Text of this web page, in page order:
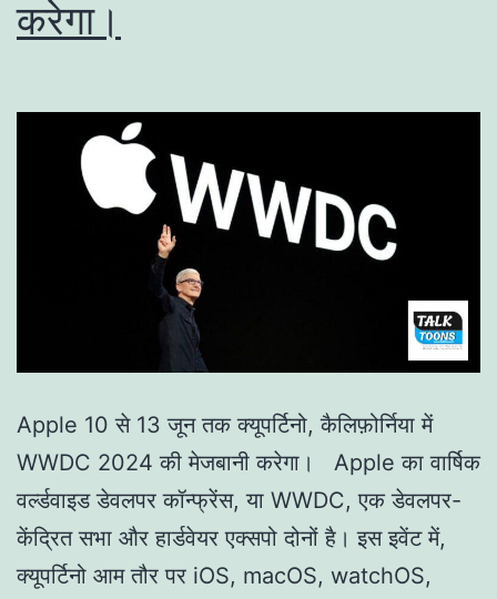
करेगा।
Apple 10 से 13 जून तक क्यूपर्टिनो, कैलिफ़ोर्निया में
WWDC 2024 की मेजबानी करेगा। Apple का वार्षिक
वर्ल्डवाइड डेवलपर कॉन्फ्रेंस, या WWDC, एक डेवलपर-
केंद्रित सभा और हार्डवेयर एक्सपो दोनों है। इस इवेंट में,
क्यूपर्टिनो आम तौर पर iOS, macOS, watchOS,